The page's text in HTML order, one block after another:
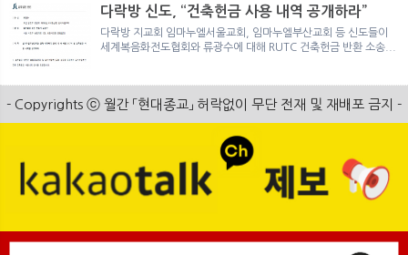
다락방 신도, “건축헌금 사용 내역 공개하라”
다락방 지교회 임마누엘서울교회, 임마누엘부산교회 등 신도들이
세계복음화전도협회와 류광수에 대해 RUTC 건축헌금 반환 소송...
- Copyrights ⓒ 월간 「현대종교」 허락없이 무단 전재 및 재배포 금지 -